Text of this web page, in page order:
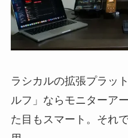
ラシカルの拡張プラッ
ルフ」ならモニターア
た目もスマート。それ